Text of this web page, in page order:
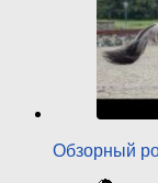
Обзорный